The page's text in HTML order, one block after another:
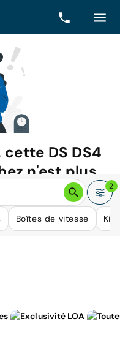
cette DS DS4
n'est plus
qui pourraient répondre
2
Boîtes de vitesse